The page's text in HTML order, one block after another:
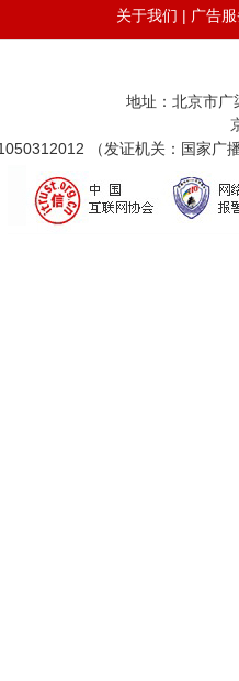
关于我们 | 广告
地址：北京市广
（发证机关：国家广